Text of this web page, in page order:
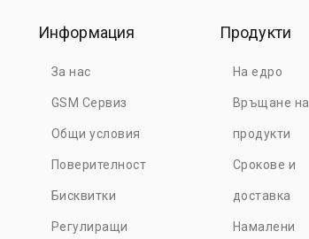
Регистрирайте търговски акаунт и се
цени. Вижте повечетук.
Информация
За нас
GSM Сервиз
Общи условия
Поверителност
Бисквитки
Регулиращи
Продукти
На едро
Връщане на
продукти
Срокове и
доставка
Намалени